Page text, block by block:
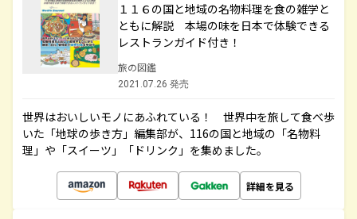
１１６の国と地域の名物料理を食の雑学と
ともに解説 本場の味を日本で体験できる
レストランガイド付き！
旅の図鑑
2021.07.26 発売
世界はおいしいモノにあふれている！ 世界中を旅して食べ歩
いた「地球の歩き方」編集部が、116の国と地域の「名物料
理」や「スイーツ」「ドリンク」を集めました。
詳細を見る